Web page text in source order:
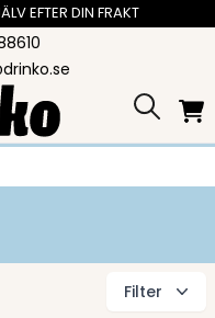
EFTER DIN FRAKT
Filter